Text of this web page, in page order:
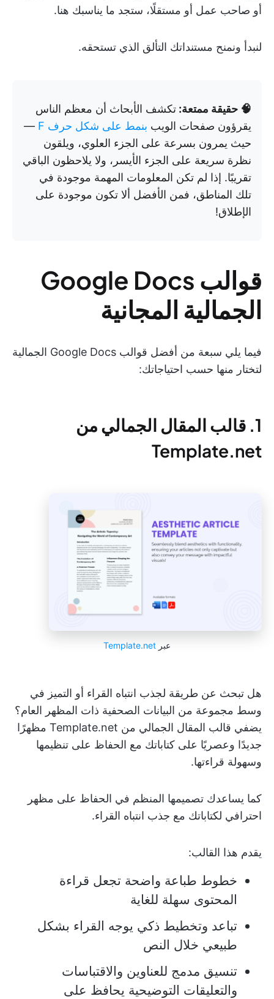
أو صاحب عمل أو مستقلًا، ستجد ما يناسبك هنا.
لنبدأ ونمنح مستنداتك التألق الذي تستحقه.
🧠 حقيقة ممتعة: تكشف الأبحاث أن معظم الناس
يقرؤون صفحات الويب بنمط على شكل حرف F
—
حيث يمرون بسرعة على الجزء العلوي، ويلقون
نظرة سريعة على الجزء الأيسر، ولا يلاحظون الباقي
تقريبًا. إذا لم تكن المعلومات المهمة موجودة في
تلك المناطق، فمن الأفضل ألا تكون موجودة على
الإطلاق!
قوالب Google Docs
الجمالية المجانية
فيما يلي سبعة من أفضل قوالب Google Docs الجمالية
لتختار منها حسب احتياجاتك:
1. قالب المقال الجمالي من
Template.net
عبر Template.net
هل تبحث عن طريقة لجذب انتباه القراء أو التميز في
وسط مجموعة من البيانات الصحفية ذات المظهر العام؟
يضفي قالب المقال الجمالي من Template.net مظهرًا
جديدًا وعصريًا على كتاباتك مع الحفاظ على تنظيمها
وسهولة قراءتها.
كما يساعدك تصميمها المنظم في الحفاظ على مظهر
احترافي لكتاباتك مع جذب انتباه القراء.
يقدم هذا القالب:
خطوط طباعة واضحة تجعل قراءة
المحتوى سهلة للغاية
تباعد وتخطيط ذكي يوجه القراء بشكل
طبيعي خلال النص
تنسيق مدمج للعناوين والاقتباسات
والتعليقات التوضيحية يحافظ على